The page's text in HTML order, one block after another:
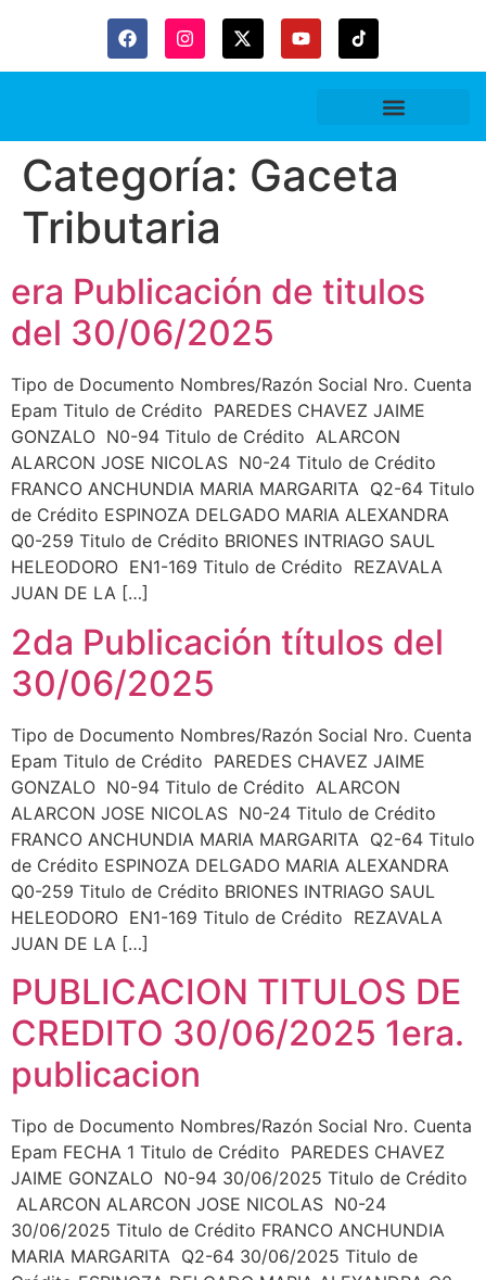
Categoría: Gaceta
Tributaria
era Publicación de titulos
del 30/06/2025
Tipo de Documento Nombres/Razón Social Nro. Cuenta
Epam Titulo de Crédito PAREDES CHAVEZ JAIME
GONZALO N0-94 Titulo de Crédito ALARCON
ALARCON JOSE NICOLAS N0-24 Titulo de Crédito
FRANCO ANCHUNDIA MARIA MARGARITA Q2-64 Titulo
de Crédito ESPINOZA DELGADO MARIA ALEXANDRA
Q0-259 Titulo de Crédito BRIONES INTRIAGO SAUL
HELEODORO EN1-169 Titulo de Crédito REZAVALA
JUAN DE LA […]
2da Publicación títulos del
30/06/2025
Tipo de Documento Nombres/Razón Social Nro. Cuenta
Epam Titulo de Crédito PAREDES CHAVEZ JAIME
GONZALO N0-94 Titulo de Crédito ALARCON
ALARCON JOSE NICOLAS N0-24 Titulo de Crédito
FRANCO ANCHUNDIA MARIA MARGARITA Q2-64 Titulo
de Crédito ESPINOZA DELGADO MARIA ALEXANDRA
Q0-259 Titulo de Crédito BRIONES INTRIAGO SAUL
HELEODORO EN1-169 Titulo de Crédito REZAVALA
JUAN DE LA […]
PUBLICACION TITULOS DE
CREDITO 30/06/2025 1era.
publicacion
Tipo de Documento Nombres/Razón Social Nro. Cuenta
Epam FECHA 1 Titulo de Crédito PAREDES CHAVEZ
JAIME GONZALO N0-94 30/06/2025 Titulo de Crédito
ALARCON ALARCON JOSE NICOLAS N0-24
30/06/2025 Titulo de Crédito FRANCO ANCHUNDIA
MARIA MARGARITA Q2-64 30/06/2025 Titulo de